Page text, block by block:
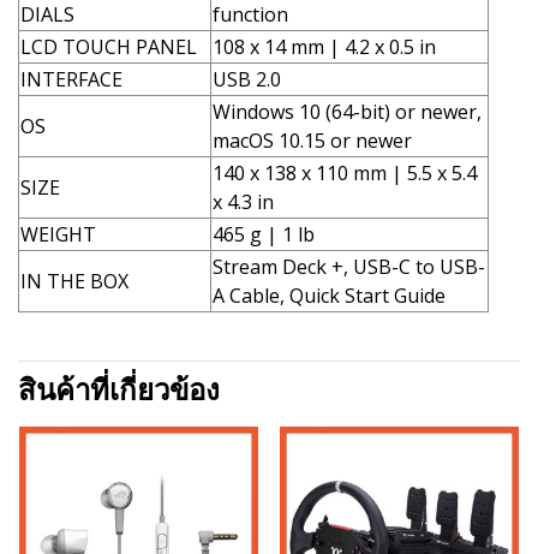
DIALS
function
LCD TOUCH PANEL
108 x 14 mm | 4.2 x 0.5 in
INTERFACE
USB 2.0
OS
Windows 10 (64-bit) or newer,
macOS 10.15 or newer
SIZE
140 x 138 x 110 mm | 5.5 x 5.4
x 4.3 in
WEIGHT
465 g | 1 lb
IN THE BOX
Stream Deck +, USB-C to USB-
A Cable, Quick Start Guide
สินค้าที่เกี่ยวข้อง